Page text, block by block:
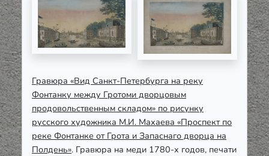
Гравюра «Вид Санкт-Петербурга на реку
Фонтанку между Гротоми дворцовым
продовольственным складом» по рисунку
русского художника М.И. Махаева «Проспект по
реке Фонтанке от Грота и Запаснаго дворца на
Полдень». Гравюра на меди 1780-х годов, печати